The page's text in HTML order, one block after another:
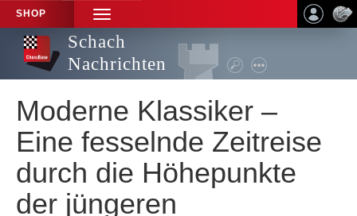
SHOP
TOGGLE
NAVIGATION
Schach
Nachrichten
Moderne Klassiker –
Eine fesselnde Zeitreise
durch die Höhepunkte
der jüngeren